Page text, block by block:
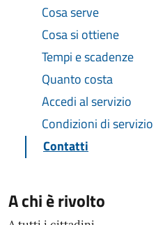
Cosa serve
Cosa si ottiene
Tempi e scadenze
Quanto costa
Accedi al servizio
Condizioni di servizio
Contatti
A chi è rivolto